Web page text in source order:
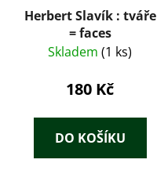
Herbert Slavík : tváře
= faces
Skladem (1 ks)
180 Kč
DO KOŠÍKU